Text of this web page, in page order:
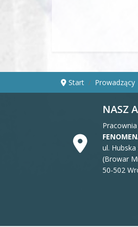
Start Prowadzący
NASZ
ul. Hubska
(Browar
50-502